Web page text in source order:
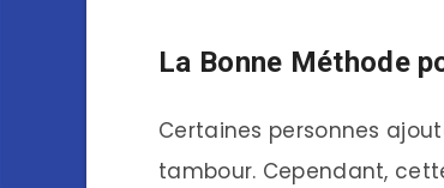
La Bonne Méthode
Certaines personnes
tambour. Cependant,